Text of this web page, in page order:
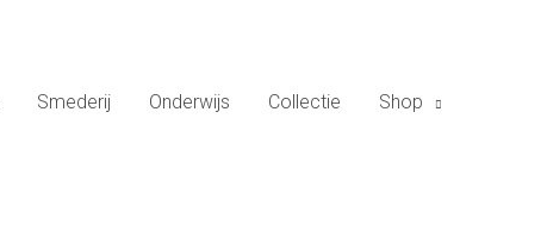
Smederij Onderwijs Collectie Shop